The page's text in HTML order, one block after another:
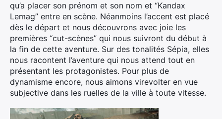
qu’a placer son prénom et son nom et “Kandax
Lemag” entre en scène. Néanmoins l’accent est placé
dès le départ et nous découvrons avec joie les
premières “cut-scènes” qui nous suivront du début à
la fin de cette aventure. Sur des tonalités Sépia, elles
nous racontent l’aventure qui nous attend tout en
présentant les protagonistes. Pour plus de
dynamisme encore, nous aimons virevolter en vue
subjective dans les ruelles de la ville à toute vitesse.